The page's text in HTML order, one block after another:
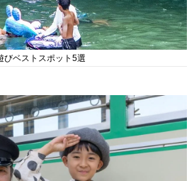
びベストスポット5選